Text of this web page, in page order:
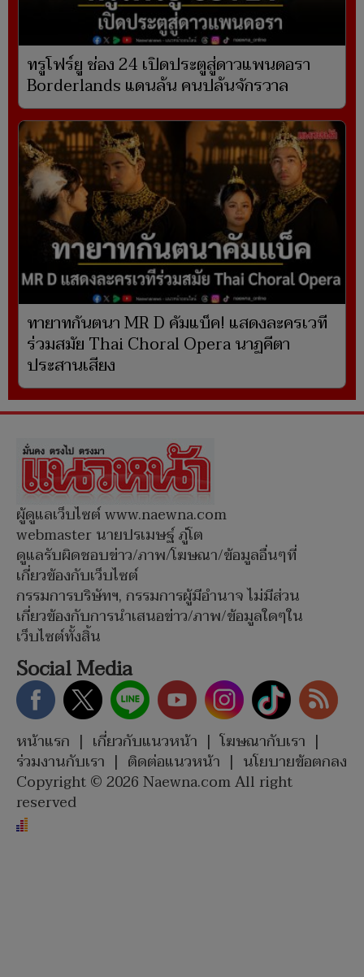
ทรูโฟร์ยู ช่อง 24 เปิดประตูสู่ดาวแพนดอรา
Borderlands แดนล้น คนปล้นจักรวาล
ทายาทกันตนา MR D คัมแบ็ค! แสดงละครเวที
ร่วมสมัย Thai Choral Opera นาฏคีตา
ประสานเสียง
ผู้ดูแลเว็บไซต์ www.naewna.com
webmaster นายปรเมษฐ์ ภู่โต
ดูแลรับผิดชอบข่าว/ภาพ/โฆษณา/ข้อมูลอื่นๆที่
เกี่ยวข้องกับเว็บไซต์
กรรมการบริษัทฯ, กรรมการผู้มีอำนาจ ไม่มีส่วน
เกี่ยวข้องกับการนำเสนอข่าว/ภาพ/ข้อมูลใดๆใน
เว็บไซต์ทั้งสิ้น
Social Media
หน้าแรก | เกี่ยวกับแนวหน้า | โฆษณากับเรา |
ร่วมงานกับเรา | ติดต่อแนวหน้า | นโยบายข้อตกลง
Copyright © 2026 Naewna.com All right
reserved